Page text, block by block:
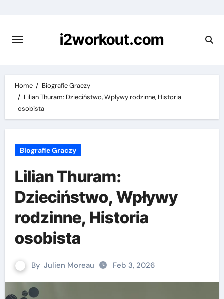
content
i2workout.com
Home
Biografie Graczy
Lilian Thuram: Dzieciństwo, Wpływy rodzinne, Historia
osobista
Biografie Graczy
Lilian Thuram:
Dzieciństwo, Wpływy
rodzinne, Historia
osobista
By Julien Moreau Feb 3, 2026